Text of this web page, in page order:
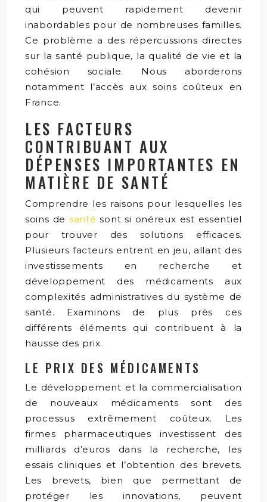
qui peuvent rapidement devenir
inabordables pour de nombreuses familles.
Ce problème a des répercussions directes
sur la santé publique, la qualité de vie et la
cohésion sociale. Nous aborderons
notamment l’accès aux soins coûteux en
France.
LES FACTEURS
CONTRIBUANT AUX
DÉPENSES IMPORTANTES EN
MATIÈRE DE SANTÉ
Comprendre les raisons pour lesquelles les
soins de santésont si onéreux est essentiel
pour trouver des solutions efficaces.
Plusieurs facteurs entrent en jeu, allant des
investissements en recherche et
développement des médicaments aux
complexités administratives du système de
santé. Examinons de plus près ces
différents éléments qui contribuent à la
hausse des prix.
LE PRIX DES MÉDICAMENTS
Le développement et la commercialisation
de nouveaux médicaments sont des
processus extrêmement coûteux. Les
firmes pharmaceutiques investissent des
milliards d’euros dans la recherche, les
essais cliniques et l’obtention des brevets.
Les brevets, bien que permettant de
protéger les innovations, peuvent